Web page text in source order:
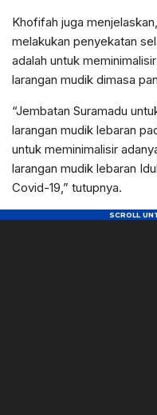
Khofifah juga
melakukan penyekatan
adalah untuk
larangan mudik dimasa
“Jembatan Suramadu
larangan mudik lebaran
untuk meminimalisir
larangan mudik lebaran
Covid-19,” tutupnya.